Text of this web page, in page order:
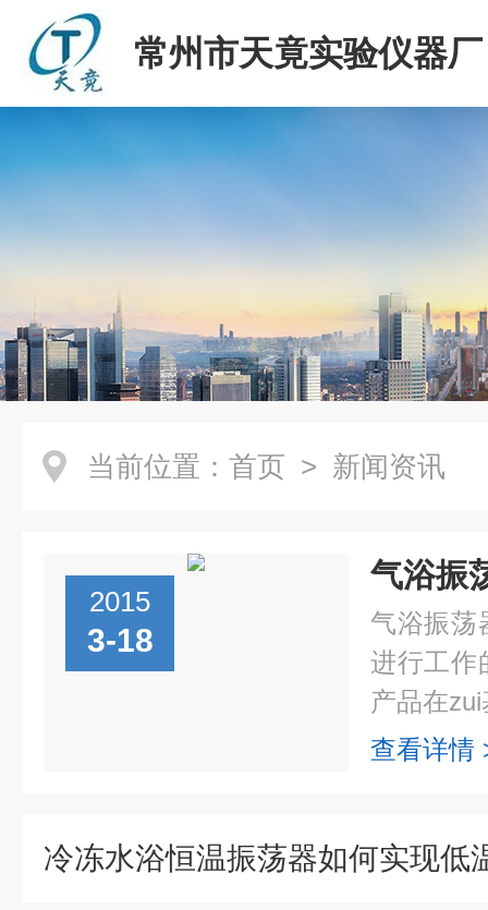
常州市天竟实验仪器厂
当前位置： 首页 > 新闻资讯
2015
3-18
气浴振荡
进行工作
产品在
查看详情